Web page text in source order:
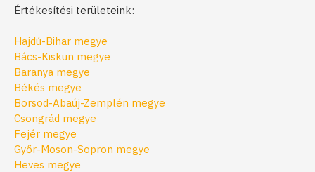
Értékesítési területeink:
Hajdú-Bihar megye
Bács-Kiskun megye
Baranya megye
Békés megye
Borsod-Abaúj-Zemplén megye
Csongrád megye
Fejér megye
Győr-Moson-Sopron megye
Heves megye